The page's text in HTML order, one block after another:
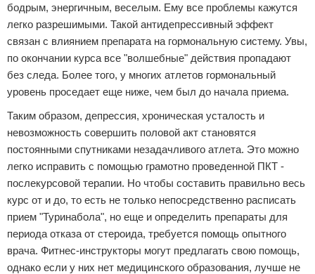
бодрым, энергичным, веселым. Ему все проблемы кажутся
легко разрешимыми. Такой антидепрессивный эффект
связан с влиянием препарата на гормональную систему. Увы,
по окончании курса все "волшебные" действия пропадают
без следа. Более того, у многих атлетов гормональный
уровень проседает еще ниже, чем был до начала приема.
Таким образом, депрессия, хроническая усталость и
невозможность совершить половой акт становятся
постоянными спутниками незадачливого атлета. Это можно
легко исправить с помощью грамотно проведенной ПКТ -
послекурсовой терапии. Но чтобы составить правильно весь
курс от и до, то есть не только непосредственно расписать
прием "Туринабола", но еще и определить препараты для
периода отказа от стероида, требуется помощь опытного
врача. Фитнес-инструкторы могут предлагать свою помощь,
однако если у них нет медицинского образования, лучше не